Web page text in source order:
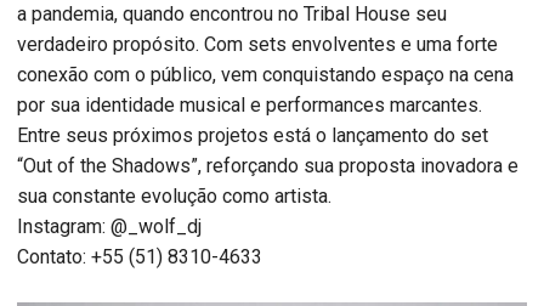
a pandemia, quando encontrou no Tribal House seu
verdadeiro propósito. Com sets envolventes e uma forte
conexão com o público, vem conquistando espaço na cena
por sua identidade musical e performances marcantes.
Entre seus próximos projetos está o lançamento do set
“Out of the Shadows”, reforçando sua proposta inovadora e
sua constante evolução como artista.
Instagram: @_wolf_dj
Contato: +55 (51) 8310-4633